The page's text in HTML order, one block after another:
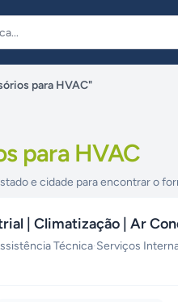
para HVAC"
para HVAC
e cidade para encontrar o
| Climatização | Ar
Técnica·Serviços